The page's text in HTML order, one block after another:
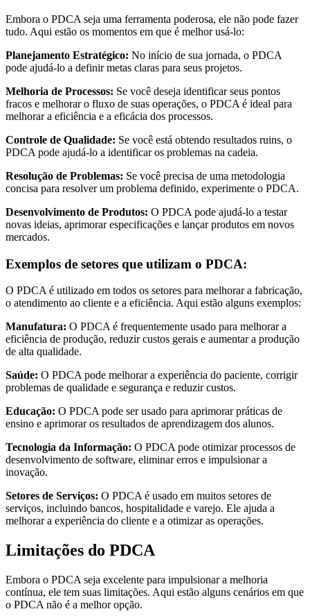
Embora o PDCA seja uma ferramenta poderosa, ele não pode fazer
tudo. Aqui estão os momentos em que é melhor usá-lo:
Planejamento Estratégico: No início de sua jornada, o PDCA
pode ajudá-lo a definir metas claras para seus projetos.
Melhoria de Processos: Se você deseja identificar seus pontos
fracos e melhorar o fluxo de suas operações, o PDCA é ideal para
melhorar a eficiência e a eficácia dos processos.
Controle de Qualidade: Se você está obtendo resultados ruins, o
PDCA pode ajudá-lo a identificar os problemas na cadeia.
Resolução de Problemas: Se você precisa de uma metodologia
concisa para resolver um problema definido, experimente o PDCA.
Desenvolvimento de Produtos: O PDCA pode ajudá-lo a testar
novas ideias, aprimorar especificações e lançar produtos em novos
mercados.
Exemplos de setores que utilizam o PDCA:
O PDCA é utilizado em todos os setores para melhorar a fabricação,
o atendimento ao cliente e a eficiência. Aqui estão alguns exemplos:
Manufatura: O PDCA é frequentemente usado para melhorar a
eficiência de produção, reduzir custos gerais e aumentar a produção
de alta qualidade.
Saúde: O PDCA pode melhorar a experiência do paciente, corrigir
problemas de qualidade e segurança e reduzir custos.
Educação: O PDCA pode ser usado para aprimorar práticas de
ensino e aprimorar os resultados de aprendizagem dos alunos.
Tecnologia da Informação: O PDCA pode otimizar processos de
desenvolvimento de software, eliminar erros e impulsionar a
inovação.
Setores de Serviços: O PDCA é usado em muitos setores de
serviços, incluindo bancos, hospitalidade e varejo. Ele ajuda a
melhorar a experiência do cliente e a otimizar as operações.
Limitações do PDCA
Embora o PDCA seja excelente para impulsionar a melhoria
contínua, ele tem suas limitações. Aqui estão alguns cenários em que
o PDCA não é a melhor opção.